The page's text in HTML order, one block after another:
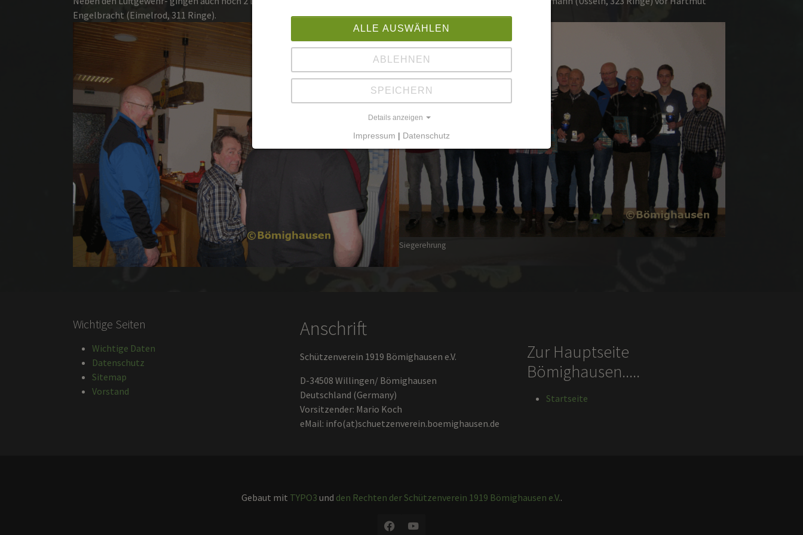
Siegerehrung
Engelbracht (Eimelrod, 311 Ringe).
Wichtige Seiten
Wichtige Daten
Datenschutz
Sitemap
Vorstand
Anschrift
Schützenverein 1919 Bömighausen e.V.
D-34508 Willingen/ Bömighausen
Deutschland (Germany)
Vorsitzender: Mario Koch
eMail: info(at)schuetzenverein.boemighausen.de
Zur Hauptseite
Bömighausen.....
Startseite
Gebaut mit TYPO3 und den Rechten der Schützenverein 1919 Bömighausen e.V..
ALLE AUSWÄHLEN
ABLEHNEN
SPEICHERN
Details anzeigen
Impressum | Datenschutz